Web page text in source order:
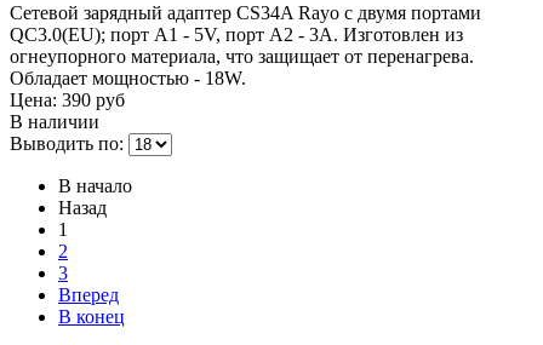
Сетевой зарядный адаптер CS34A Rayo с двумя портами
QC3.0(EU); порт А1 - 5V, порт А2 - 3A. Изготовлен из
огнеупорного материала, что защищает от перенагрева.
Обладает мощностью - 18W.
Цена: 390 руб
В наличии
Выводить по:
В начало
Назад
1
2
3
Вперед
В конец